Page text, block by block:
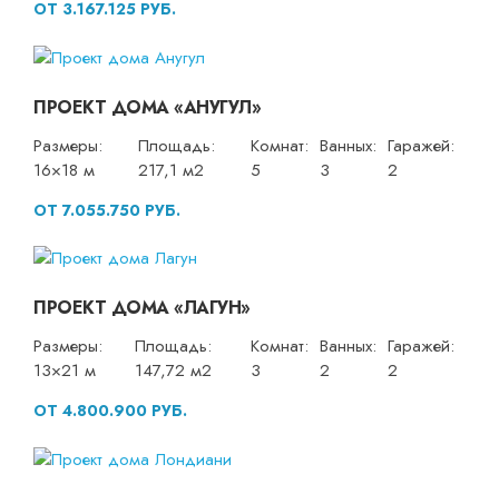
ОТ 3.167.125 РУБ.
ПРОЕКТ ДОМА «АНУГУЛ»
Размеры:
16×18 м
Площадь:
217,1 м2
Комнат:
5
Ванных:
3
Гаражей:
2
ОТ 7.055.750 РУБ.
ПРОЕКТ ДОМА «ЛАГУН»
Размеры:
13×21 м
Площадь:
147,72 м2
Комнат:
3
Ванных:
2
Гаражей:
2
ОТ 4.800.900 РУБ.